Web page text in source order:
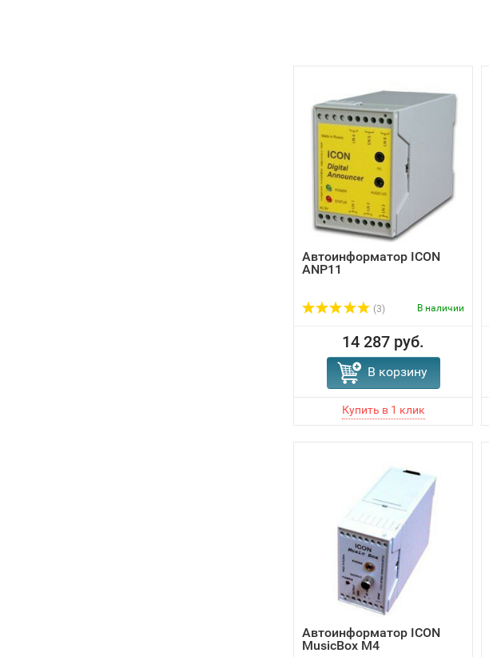
Автоинформатор ICON
ANP11
(3) В наличии
14 287 руб.
В корзину
Автоинформатор ICON
MusicBox M4